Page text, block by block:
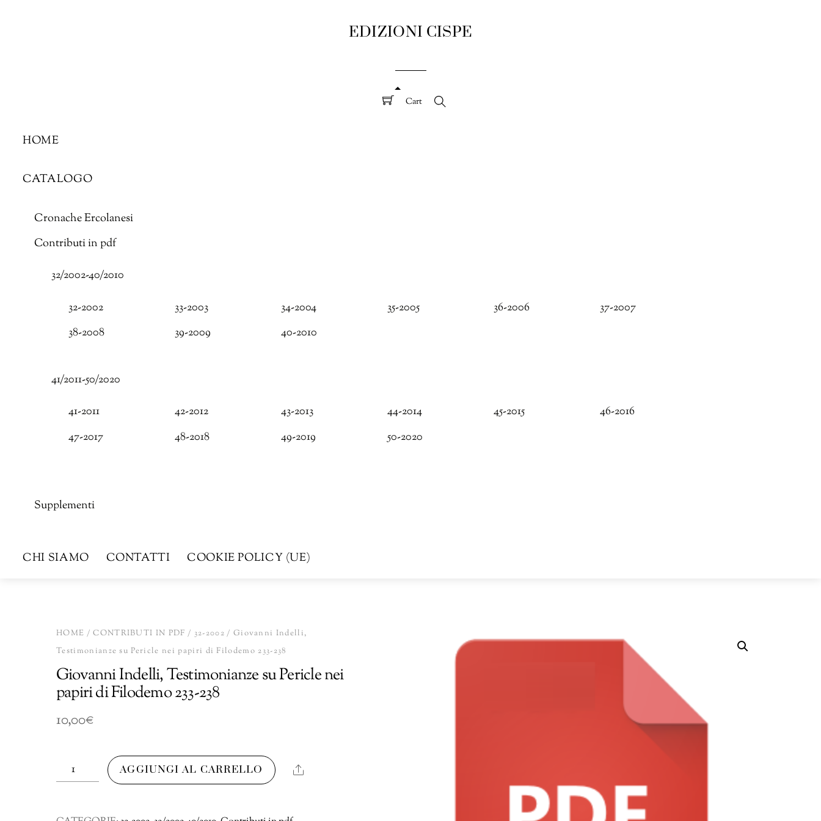
EDIZIONI CISPE
Cart
HOME
CATALOGO
Cronache Ercolanesi
Contributi in pdf
32/2002-40/2010
32-2002 33-2003 34-2004 35-2005 36-2006
37-2007
38-2008
39-2009 40-2010
41/2011-50/2020
41-2011 42-2012 43-2013 44-2014 45-2015
46-2016
47-2017
48-2018 49-2019 50-2020
Supplementi
CHI SIAMO CONTATTI COOKIE POLICY (UE)
HOME /CONTRIBUTI IN PDF / 32-2002/ Giovanni Indelli,
Testimonianze su Pericle nei papiri di Filodemo 233-238
Giovanni Indelli, Testimonianze su Pericle nei
papiri di Filodemo 233-238
10,00€
Giovanni
Indelli,
AGGIUNGI AL CARRELLO Share